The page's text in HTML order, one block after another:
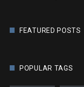
FEATURED POSTS
POPULAR TAGS